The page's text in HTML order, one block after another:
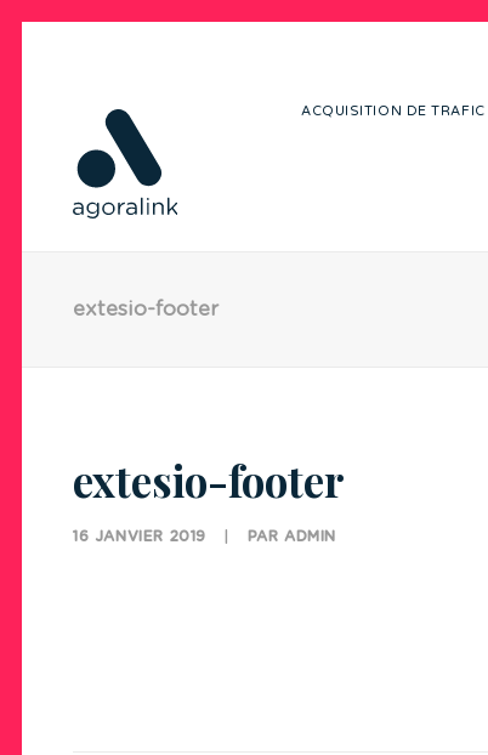
ACQUISITION DE TRAFIC
extesio-footer
extesio-footer
16 JANVIER 2019 PARADMIN